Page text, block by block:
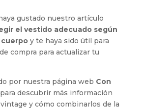
gustado nuestro artículo
el vestido adecuado según
y te haya sido útil para
compra para actualizar tu
por nuestra página web Con
para descubrir más información
y cómo combinarlos de la